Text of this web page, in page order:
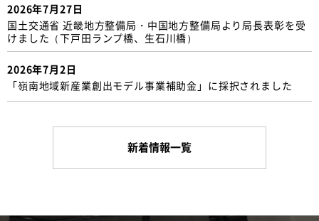
2026年7月27日
国土交通省 近畿地方整備局・中国地方整備局より局長表彰を受
けました（下戸田ランプ橋、生石川橋）
2026年7月2日
「嶺南地域新産業創出モデル事業補助金」に採択されました
新着情報一覧